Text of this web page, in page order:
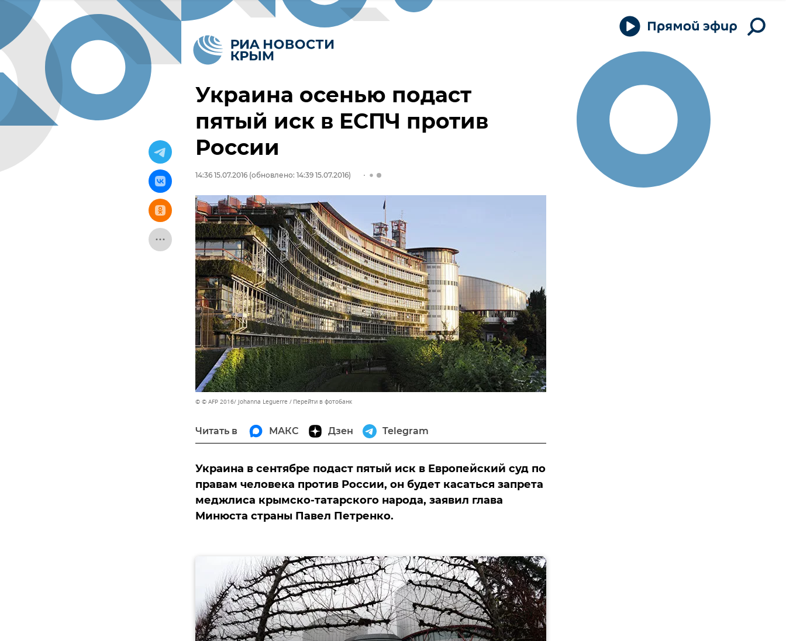
Украина осенью подаст
пятый иск в ЕСПЧ против
России
14:36 15.07.2016 (обновлено: 14:39 15.07.2016)
© © AFP 2016/ Johanna Leguerre Перейти в фотобанк
Читать в МАКС Дзен Telegram
Украина в сентябре подаст пятый иск в Европейский суд по
правам человека против России, он будет касаться запрета
меджлиса крымско-татарского народа, заявил глава
Минюста страны Павел Петренко.